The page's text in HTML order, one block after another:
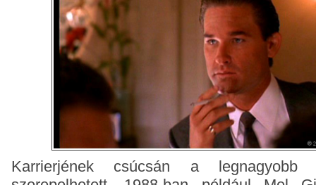
Karrierjének csúcsán a legnagyobb